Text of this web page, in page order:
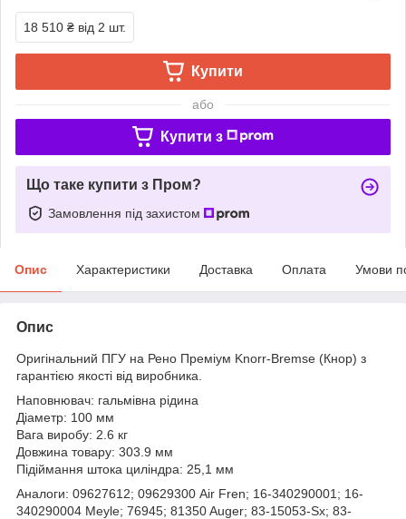
18 510 ₴ від 2 шт.
Купити
або
Купити з
Що таке купити з Пром?
Замовлення під захистом
Опис Характеристики Доставка Оплата Умови
Опис
Оригінальний ПГУ на Рено Преміум Knorr-Bremse (Кнор) з
гарантією якості від виробника.
Наповнювач: гальмівна рідина
Діаметр: 100 мм
Вага виробу: 2.6 кг
Довжина товару: 303.9 мм
Підіймання штока циліндра: 25,1 мм
Аналоги: 09627612; 09629300 Air Fren; 16-340290001; 16-
340290004 Meyle; 76945; 81350 Auger; 83-15053-Sx; 83-